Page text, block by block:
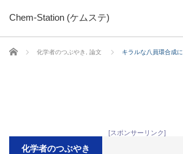
Chem-Station (ケムステ)
ホーム 化学者のつぶやき 論文 キラルな八員環合成
[スポンサーリンク]
化学者のつぶやき